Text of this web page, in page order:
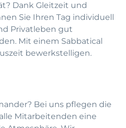
Dank Gleitzeit und
Sie Ihren Tag individuell
Privatleben gut
Mit einem Sabbatical
bewerkstelligen.
Bei uns pflegen die
Mitarbeitenden eine